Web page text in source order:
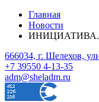
Главная
Новости
ИНИЦИАТИВА.
666034, г. Шелехов,
+7 39550 4-13-35
adm@sheladm.ru